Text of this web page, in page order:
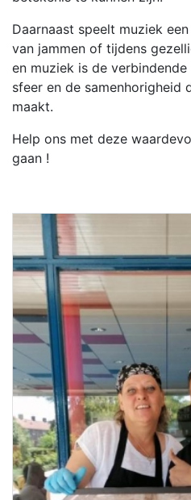
Daarnaast speelt muziek
van jammen of tijdens
en muziek is de
sfeer en de samenhorigheid
maakt.
Help ons met deze
gaan !